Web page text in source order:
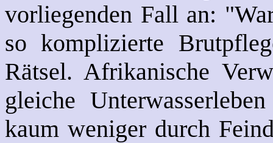
vorliegenden Fall an:
so komplizierte
Rätsel. Afrikanische
gleiche
kaum weniger durch